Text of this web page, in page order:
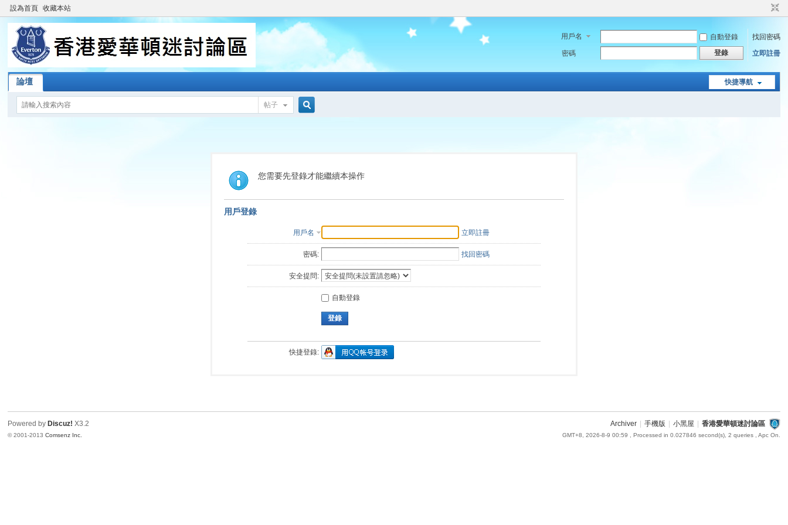
設為首頁 收藏本站
用戶名 自動登錄
找回密碼
密碼
登錄 立即註冊
快捷導航
論壇
帖子
索
您需要先登錄才能繼續本操作
用戶登錄
用戶名 立即註冊
密碼: 找回密碼
安全提問:
自動登錄
登錄
快捷登錄:
Archiver 手機版 小黑屋 香港愛華頓迷討論區
GMT+8, 2026-8-9 00:59 , Processed in 0.027846 second(s), 2 queries , Apc On.
Powered by Discuz! X3.2
© 2001-2013Comsenz Inc.